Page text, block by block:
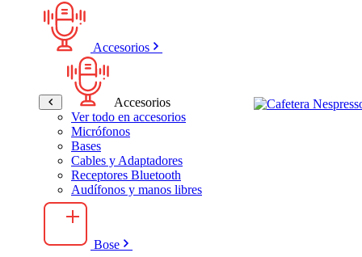
Accesorios
Accesorios
Ver todo en accesorios
Micrófonos
Bases
Cables y Adaptadores
Receptores Bluetooth
Audífonos y manos libres
Bose